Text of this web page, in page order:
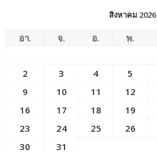
สิงหาคม 2026
อา. จ. อ. พ.
2
3 4 5
9
10 11 12
16
17 18 19
23
24 25 26
30
31